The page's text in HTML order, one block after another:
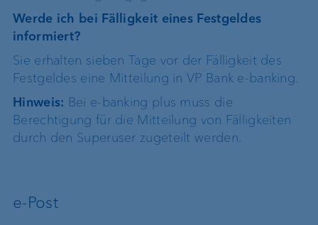
Werde ich bei Fälligkeit eines Festgeldes
informiert?
Sie erhalten sieben Tage vor der Fälligkeit des
Festgeldes eine Mitteilung in VP Bank e-banking.
Hinweis: Bei e-banking plus muss die
Berechtigung für die Mitteilung von Fälligkeiten
durch den Superuser zugeteilt werden.
e-Post